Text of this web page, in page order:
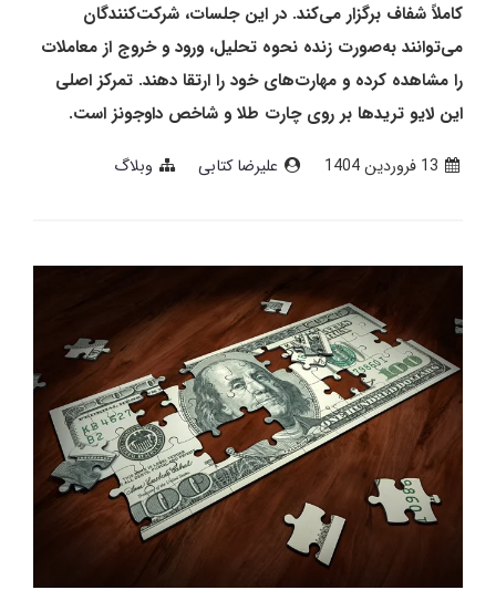
کاملاً شفاف برگزار می‌کند. در این جلسات، شرکت‌کنندگان
می‌توانند به‌صورت زنده نحوه تحلیل، ورود و خروج از معاملات
را مشاهده کرده و مهارت‌های خود را ارتقا دهند. تمرکز اصلی
این لایو تریدها بر روی چارت طلا و شاخص داوجونز است.
13 فروردین 1404 علیرضا کتابی وبلاگ